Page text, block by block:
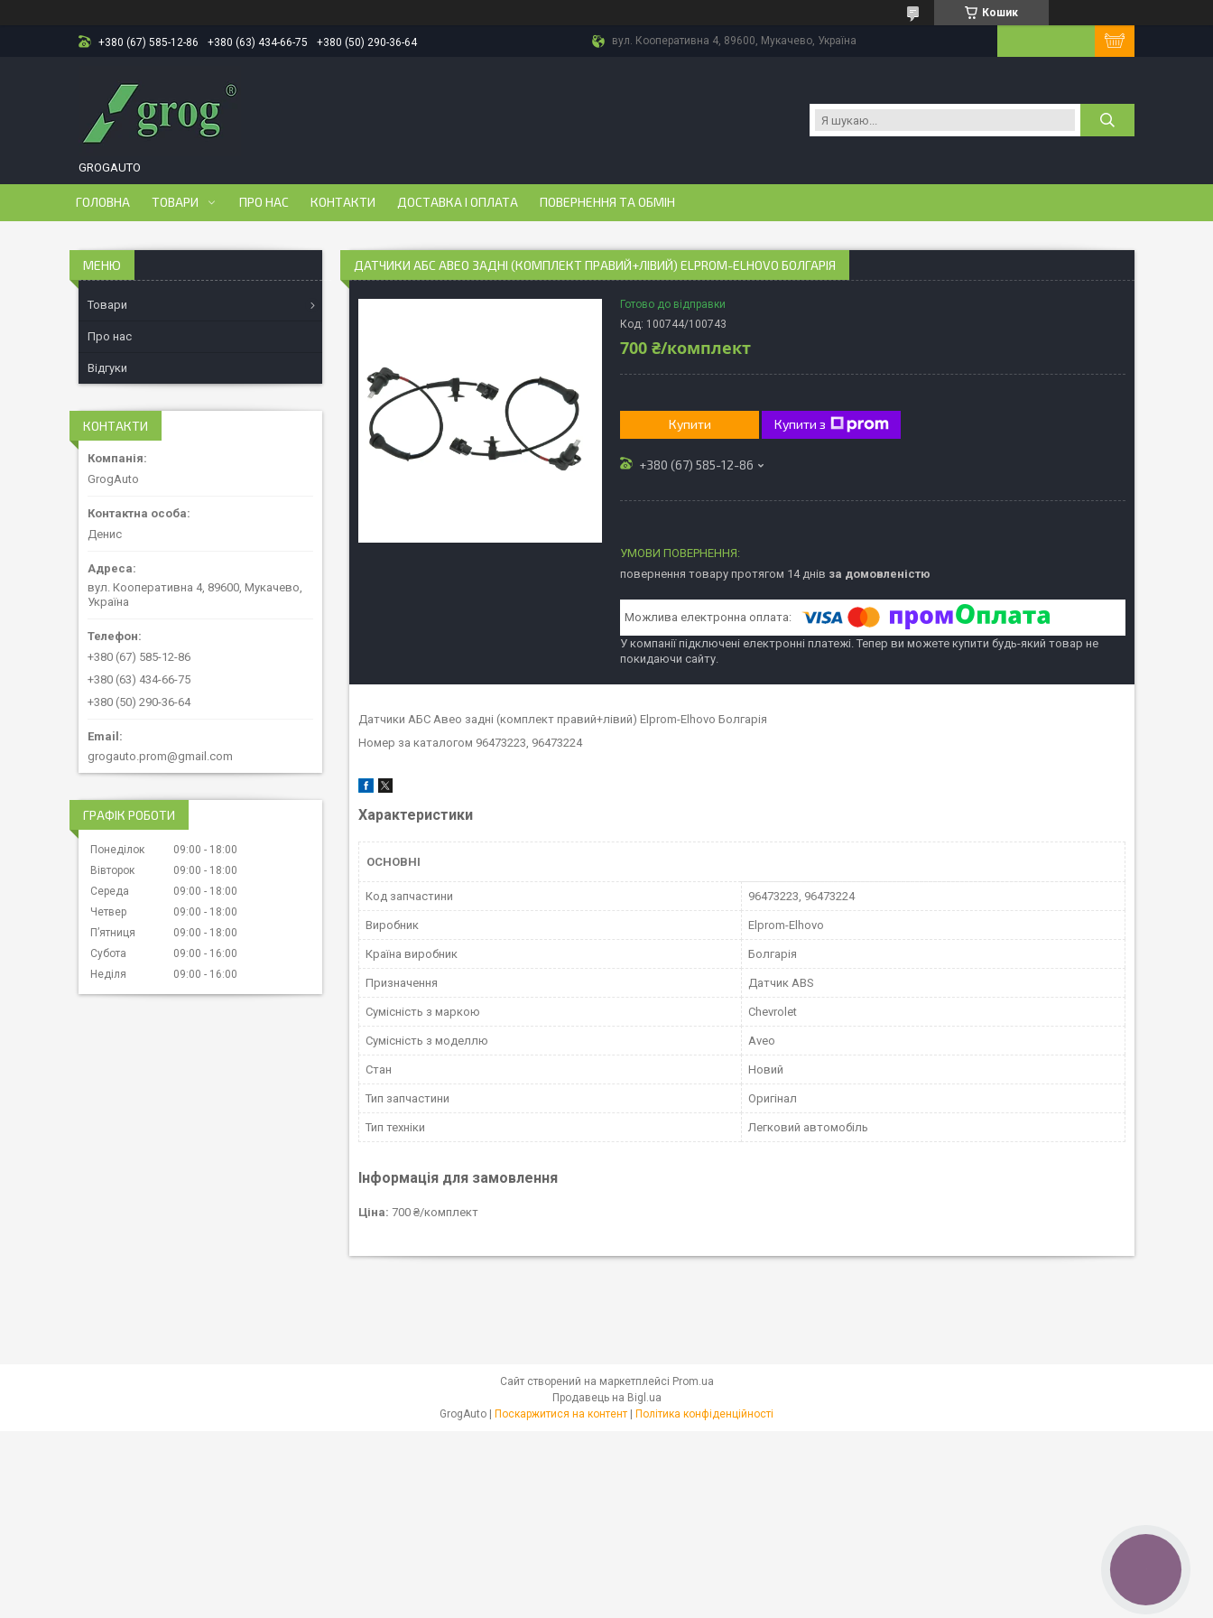
Кошик
+380 (67) 585-12-86 +380 (63) 434-66-75 +380 (50) 290-36-64 вул. Кооперативна 4, 89600, Мукачево, Україна
GROGAUTO
ГОЛОВНА ТОВАРИ ПРО НАС КОНТАКТИ ДОСТАВКА І ОПЛАТА ПОВЕРНЕННЯ ТА ОБМІН
ДАТЧИКИ АБС АВЕО ЗАДНІ (КОМПЛЕКТ ПРАВИЙ+ЛІВИЙ) ELPROM-ELHOVO БОЛГАРІЯ
Готово до відправки
Код: 100744/100743
700 ₴/комплект
Купити Купити з
+380 (67) 585-12-86
повернення товару протягом 14 днів за домовленістю
У компанії підключені електронні платежі. Тепер ви можете купити будь-який товар не
покидаючи сайту.
Датчики АБС Авео задні (комплект правий+лівий) Elprom-Elhovo Болгарія
Номер за каталогом 96473223, 96473224
Характеристики
ОСНОВНІ
Код запчастини 96473223, 96473224
Виробник Elprom-Elhovo
Країна виробник Болгарія
Призначення Датчик ABS
Сумісність з маркою Chevrolet
Сумісність з моделлю Aveo
Стан Новий
Тип запчастини Оригінал
Тип техніки Легковий автомобіль
Інформація для замовлення
Ціна: 700 ₴/комплект
Товари
Про нас
Відгуки
КОНТАКТИ
GrogAuto
Денис
вул. Кооперативна 4, 89600, Мукачево,
Україна
+380 (67) 585-12-86
+380 (63) 434-66-75
+380 (50) 290-36-64
grogauto.prom@gmail.com
ГРАФІК РОБОТИ
Понеділок 09:00
18:00
Вівторок
09:00
18:00
Середа
09:00
18:00
Четвер
09:00
18:00
Пʼятниця
09:00
18:00
Субота
09:00
16:00
Неділя
09:00 16:00
Сайт створений на маркетплейсі Prom.ua
Продавець на Bigl.ua
GrogAuto | Поскаржитися на контент | Політика конфіденційності